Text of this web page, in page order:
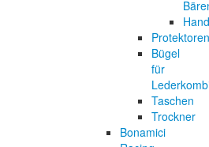
Bügel
für
Taschen
Trockner
Bonamici